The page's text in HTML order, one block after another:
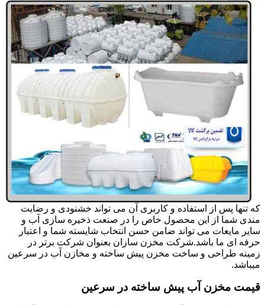
که تنها پس از استفاده و کاربری آن می تواند خشنودی و رضایت
مندی شما از این محصول خاص را در صنعت ذخیره سازی آب و
سایر مایعات می تواند ضامن حسن انتخاب شایسته شما و اعتبار
حرفه ای ما باشد.شرکت مخزن سازان بعنوان شرکت برتر در
زمینه طراحی و ساخت مخزن پیش ساخته و مخازن آب در سرعین
میباشد.
قیمت مخزن آب پیش ساخته در سرعین